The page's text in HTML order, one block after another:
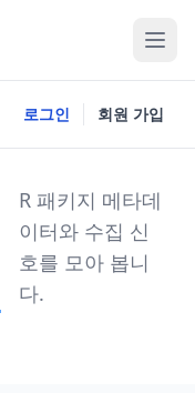
로그인 회원 가입
R 패키지 메타데
이터와 수집 신
호를 모아 봅니
다.